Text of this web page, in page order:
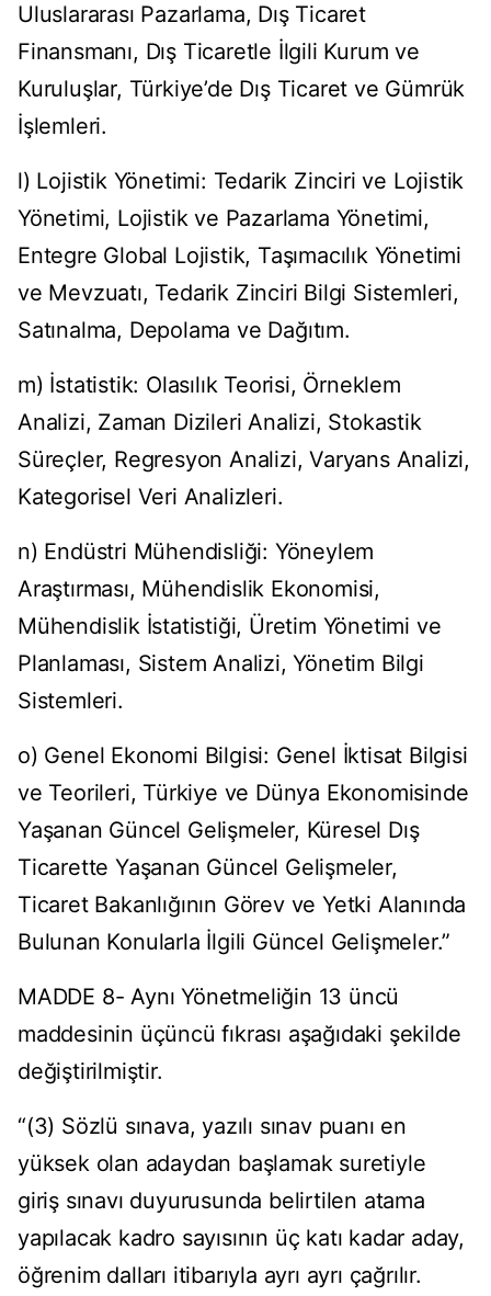
Uluslararası Pazarlama, Dış Ticaret
Finansmanı, Dış Ticaretle İlgili Kurum ve
Kuruluşlar, Türkiye’de Dış Ticaret ve Gümrük
İşlemleri.
l) Lojistik Yönetimi: Tedarik Zinciri ve Lojistik
Yönetimi, Lojistik ve Pazarlama Yönetimi,
Entegre Global Lojistik, Taşımacılık Yönetimi
ve Mevzuatı, Tedarik Zinciri Bilgi Sistemleri,
Satınalma, Depolama ve Dağıtım.
m) İstatistik: Olasılık Teorisi, Örneklem
Analizi, Zaman Dizileri Analizi, Stokastik
Süreçler, Regresyon Analizi, Varyans Analizi,
Kategorisel Veri Analizleri.
n) Endüstri Mühendisliği: Yöneylem
Araştırması, Mühendislik Ekonomisi,
Mühendislik İstatistiği, Üretim Yönetimi ve
Planlaması, Sistem Analizi, Yönetim Bilgi
Sistemleri.
o) Genel Ekonomi Bilgisi: Genel İktisat Bilgisi
ve Teorileri, Türkiye ve Dünya Ekonomisinde
Yaşanan Güncel Gelişmeler, Küresel Dış
Ticarette Yaşanan Güncel Gelişmeler,
Ticaret Bakanlığının Görev ve Yetki Alanında
Bulunan Konularla İlgili Güncel Gelişmeler.”
MADDE 8- Aynı Yönetmeliğin 13 üncü
maddesinin üçüncü fıkrası aşağıdaki şekilde
değiştirilmiştir.
“(3) Sözlü sınava, yazılı sınav puanı en
yüksek olan adaydan başlamak suretiyle
giriş sınavı duyurusunda belirtilen atama
yapılacak kadro sayısının üç katı kadar aday,
öğrenim dalları itibarıyla ayrı ayrı çağrılır.